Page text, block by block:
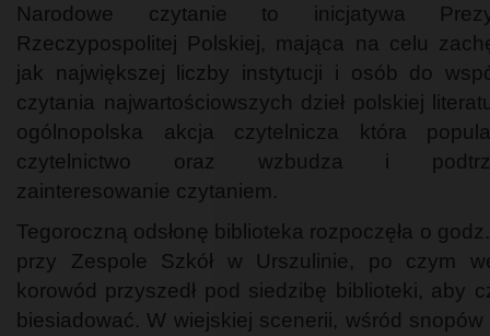
Narodowe czytanie to inicjatywa
Rzeczypospolitej Polskiej, mająca na celu
jak największej liczby instytucji i osób do
czytania najwartościowszych dzieł polskiej
ogólnopolska akcja czytelnicza która
czytelnictwo oraz wzbudza i
zainteresowanie czytaniem.
Tegoroczną odsłonę biblioteka rozpoczęła o
przy Zespole Szkół w Urszulinie, po czym
korowód przyszedł pod siedzibę biblioteki, aby
biesiadować. W wiejskiej scenerii, wśród